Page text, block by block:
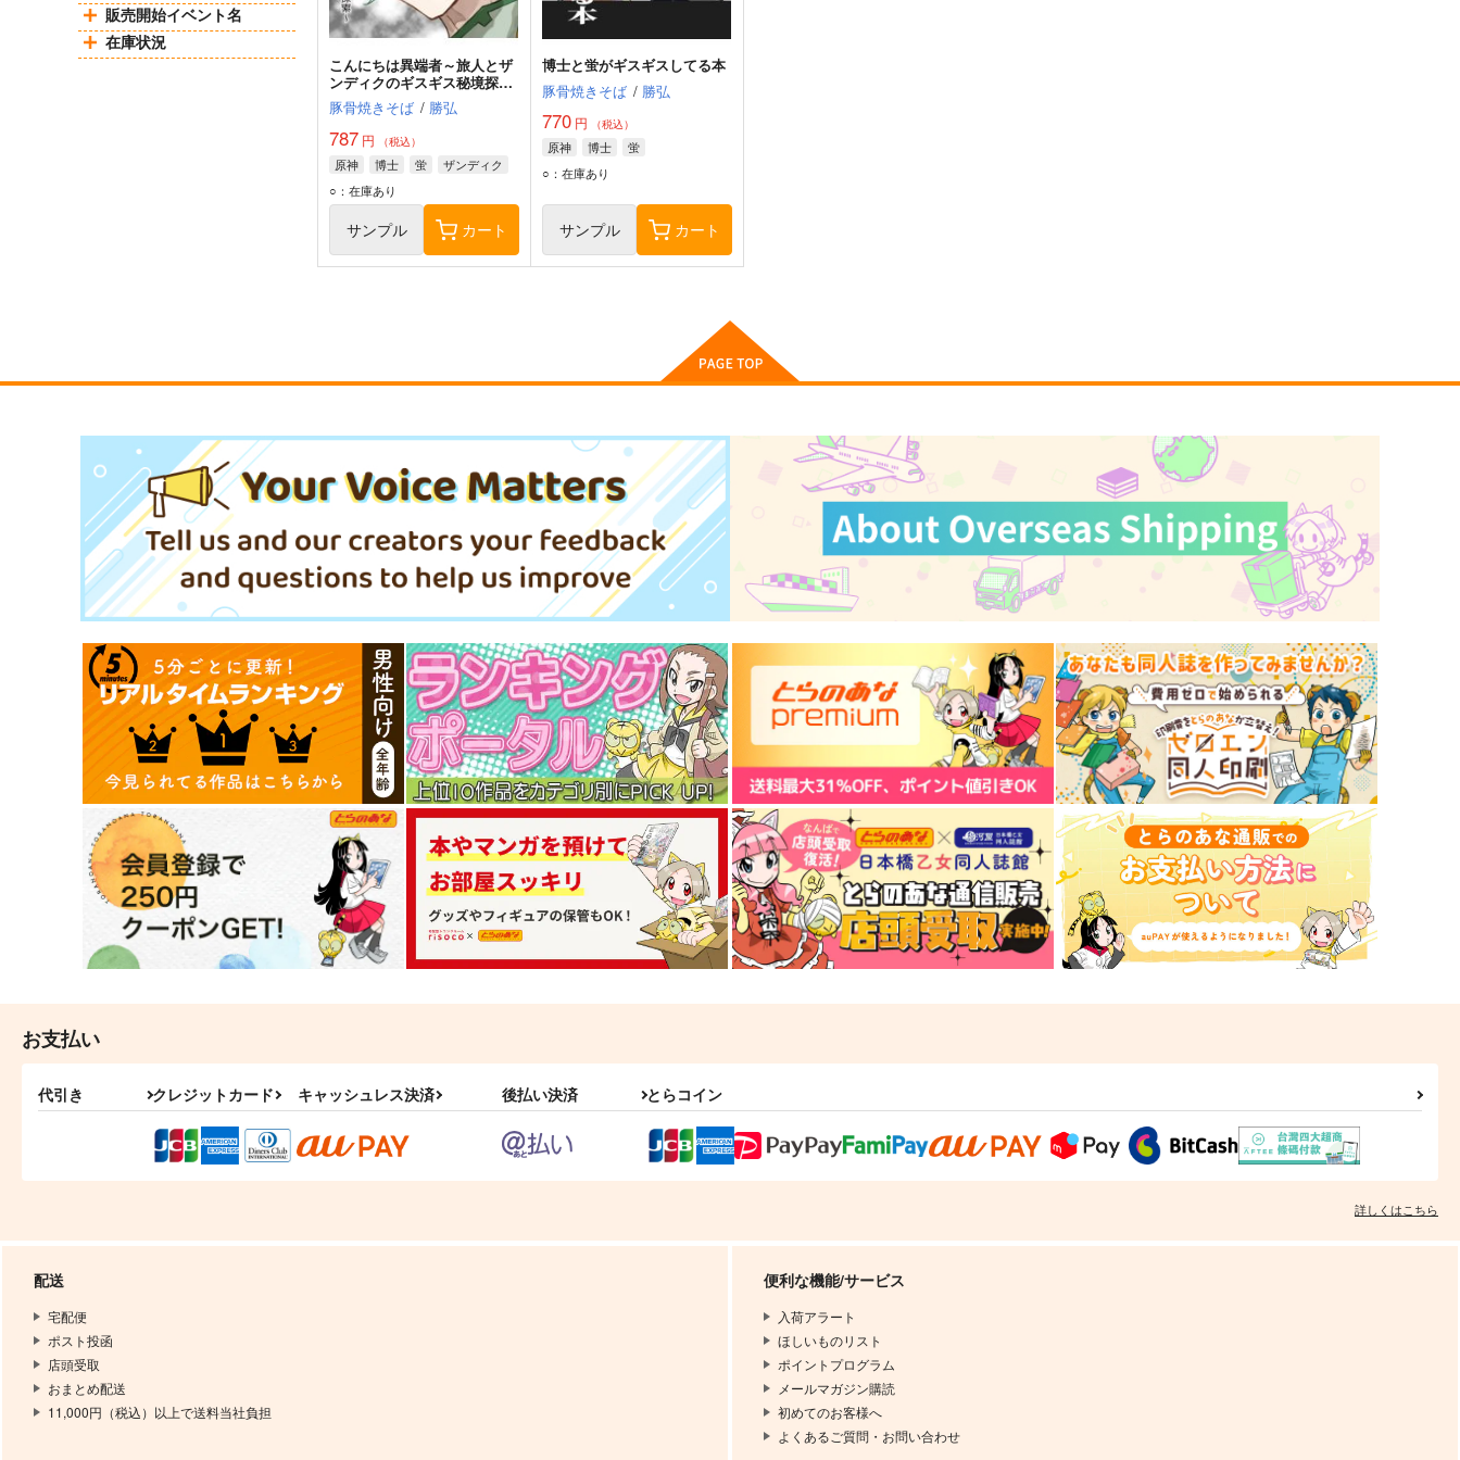
販売開始イベント名
在庫状況
こんにちは異端者～旅人とザ
ンディクのギスギス秘境探索
～
豚骨焼きそば / 勝弘
787 円 （税込）
原神 博士 蛍
ザンディク
○：在庫あり
サンプル カート
博士と蛍がギスギスしてる本
豚骨焼きそば / 勝弘
770円 （税込）
原神 博士
蛍
○：在庫あり
サンプル カート
お支払い
代引き クレジットカード キャッシュレス決済 後払い決済 とらコイン
詳しくはこちら
配送
宅配便
ポスト投函
店頭受取
おまとめ配送
11,000円（税込）以上で送料当社負担
便利な機能/サービス
入荷アラート
ほしいものリスト
ポイントプログラム
メールマガジン購読
初めてのお客様へ
よくあるご質問・お問い合わせ